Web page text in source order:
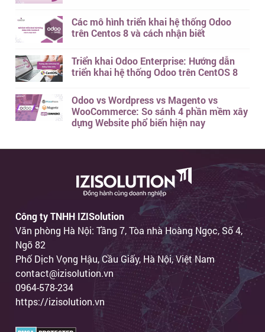
Các mô hình triển khai hệ thống Odoo
trên Centos 8 và cách nhận biết
Triển khai Odoo Enterprise: Hướng dẫn
triển khai hệ thống Odoo trên CentOS 8
Odoo vs Wordpress vs Magento vs
WooCommerce: So sánh 4 phần mềm xây
dựng Website phổ biến hiện nay
Công ty TNHH IZISolution
Văn phòng Hà Nội: Tầng 7, Tòa nhà Hoàng Ngọc, Số 4,
Ngõ 82
Phố Dịch Vọng Hậu, Cầu Giấy, Hà Nội, Việt Nam
contact@izisolution.vn
0964-578-234
https://izisolution.vn